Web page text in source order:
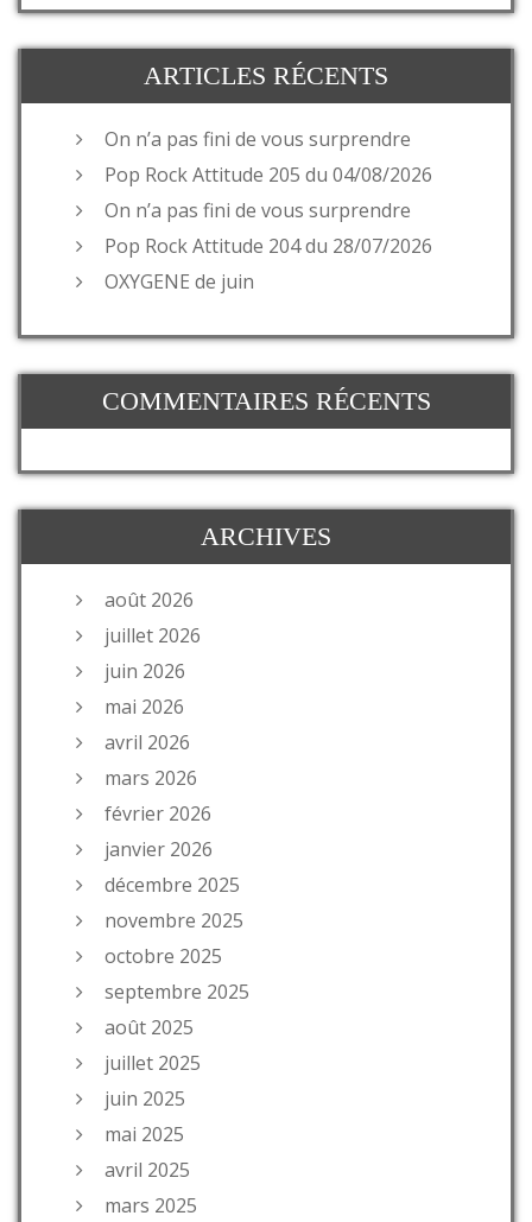
ARTICLES RÉCENTS
On n’a pas fini de vous surprendre
Pop Rock Attitude 205 du 04/08/2026
On n’a pas fini de vous surprendre
Pop Rock Attitude 204 du 28/07/2026
OXYGENE de juin
COMMENTAIRES RÉCENTS
ARCHIVES
août 2026
juillet 2026
juin 2026
mai 2026
avril 2026
mars 2026
février 2026
janvier 2026
décembre 2025
novembre 2025
octobre 2025
septembre 2025
août 2025
juillet 2025
juin 2025
mai 2025
avril 2025
mars 2025